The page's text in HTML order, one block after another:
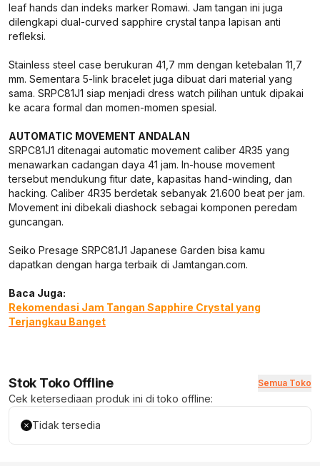
leaf hands dan indeks marker Romawi. Jam tangan ini juga
dilengkapi dual-curved sapphire crystal tanpa lapisan anti
refleksi.
Stainless steel case berukuran 41,7 mm dengan ketebalan 11,7
mm. Sementara 5-link bracelet juga dibuat dari material yang
sama. SRPC81J1 siap menjadi dress watch pilihan untuk dipakai
ke acara formal dan momen-momen spesial.
AUTOMATIC MOVEMENT ANDALAN
SRPC81J1 ditenagai automatic movement caliber 4R35 yang
menawarkan cadangan daya 41 jam. In-house movement
tersebut mendukung fitur date, kapasitas hand-winding, dan
hacking. Caliber 4R35 berdetak sebanyak 21.600 beat per jam.
Movement ini dibekali diashock sebagai komponen peredam
guncangan.
Seiko Presage SRPC81J1 Japanese Garden bisa kamu
dapatkan dengan harga terbaik di Jamtangan.com.
Baca Juga:
Rekomendasi Jam Tangan Sapphire Crystal yang
Terjangkau Banget
Stok Toko Offline Semua Toko
Cek ketersediaan produk ini di toko offline:
Tidak tersedia